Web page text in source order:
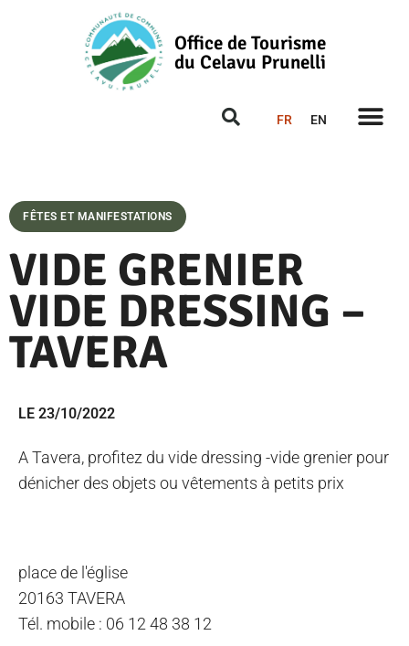
Office de Tourisme
du Celavu Prunelli
FR EN
FÊTES ET MANIFESTATIONS
VIDE GRENIER
VIDE DRESSING –
TAVERA
LE 23/10/2022
A Tavera, profitez du vide dressing -vide grenier pour
dénicher des objets ou vêtements à petits prix
place de l'église
20163 TAVERA
Tél. mobile : 06 12 48 38 12